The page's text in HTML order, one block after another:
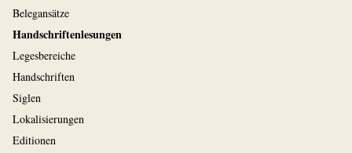
Belegansätze
Handschriftenlesungen
Legesbereiche
Handschriften
Siglen
Lokalisierungen
Editionen